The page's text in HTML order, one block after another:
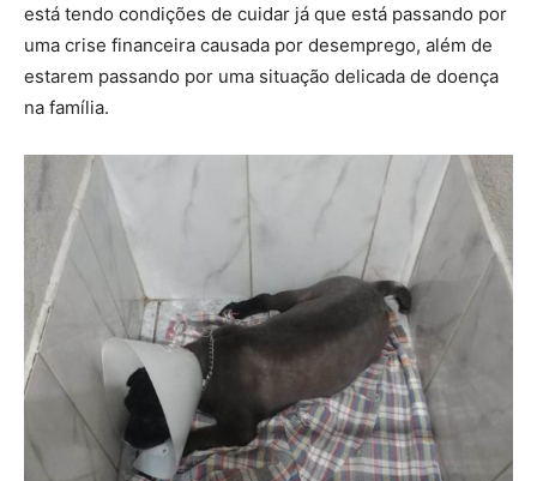
está tendo condições de cuidar já que está passando por
uma crise financeira causada por desemprego, além de
estarem passando por uma situação delicada de doença
na família.